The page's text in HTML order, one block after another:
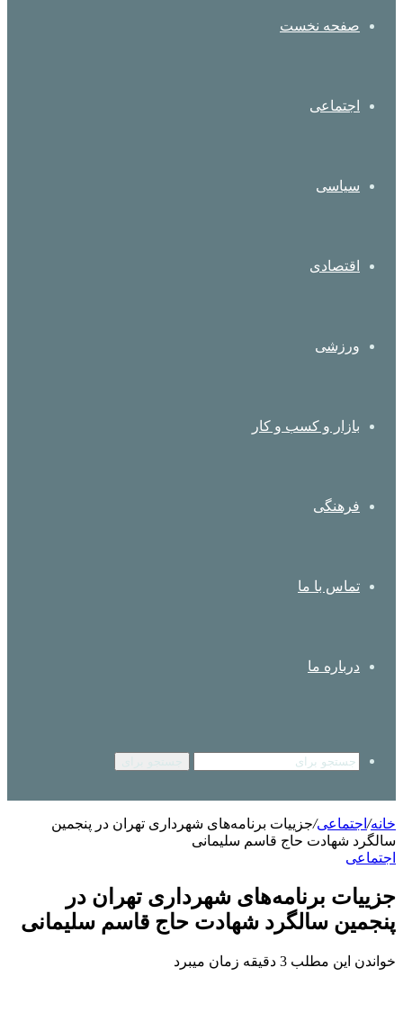
صفحه نخست
اجتماعی
سیاسی
اقتصادی
ورزشی
بازار و کسب و کار
فرهنگی
تماس با ما
درباره ما
خانه/ اجتماعی/جزییات برنامه‌های شهرداری تهران در پنجمین
سالگرد شهادت حاج قاسم سلیمانی
اجتماعی
جزییات برنامه‌های شهرداری تهران در
پنجمین سالگرد شهادت حاج قاسم سلیمانی
خواندن این مطلب 3 دقیقه زمان میبرد